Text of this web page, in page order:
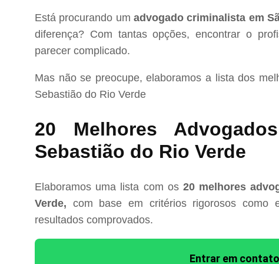
Está procurando um advogado criminalista em
diferença? Com tantas opções, encontrar o
parecer complicado.
Mas não se preocupe, elaboramos a lista dos
Sebastião do Rio Verde
20 Melhores
Sebastião do Rio Verde
Elaboramos uma lista com os 20 melhores
Verde, com base em critérios rigorosos como
resultados comprovados.
Entrar em